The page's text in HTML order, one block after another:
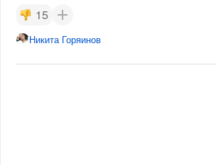
15
Никита Горяинов